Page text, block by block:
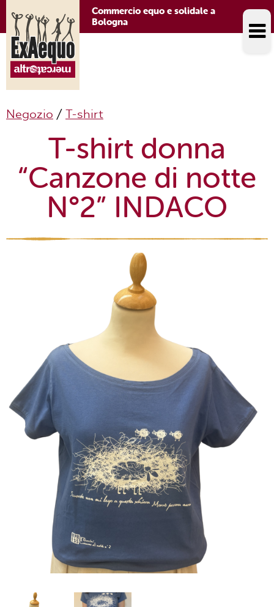
Commercio equo e solidale a
Bologna
Negozio / T-shirt
T-shirt donna
“Canzone di notte
N°2” INDACO